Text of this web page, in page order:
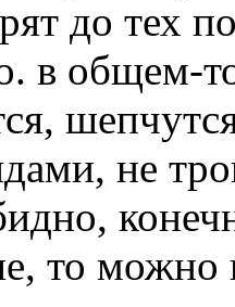
до тех
в общем-
не
то